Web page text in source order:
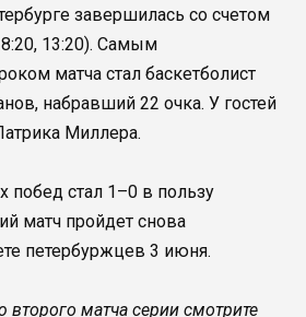
завершилась со счетом
13:20). Самым
матча стал баскетболист
набравший 22 очка. У гостей
Миллера.
побед стал 1–0 в пользу
матч пройдет снова
петербуржцев 3 июня.
матча серии смотрите